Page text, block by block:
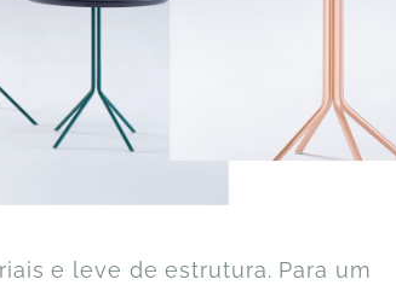
e leve de estrutura. Para um